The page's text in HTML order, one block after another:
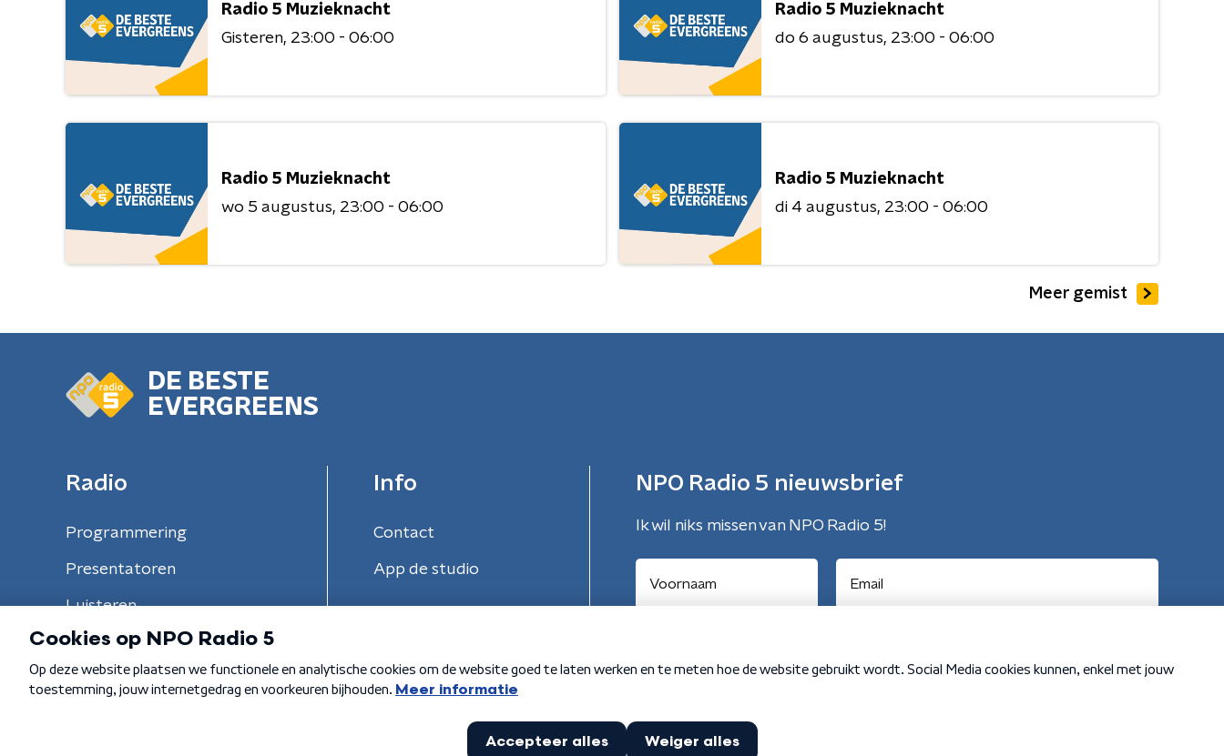
Radio 5 Muzieknacht
Gisteren 23:00 - 06:00
Radio 5 Muzieknacht
do 6 augustus 23:00 - 06:00
Radio 5 Muzieknacht
wo 5 augustus 23:00 - 06:00
Radio 5 Muzieknacht
di 4 augustus 23:00 - 06:00
Meer gemist
DE BESTE
EVERGREENS
Radio
Programmering
Presentatoren
Luisteren
Info
Contact
App de studio
NPO Radio 5 nieuwsbrief
Ik wil niks missen van NPO Radio 5!
Algemene voorwaarden Privacybeleid